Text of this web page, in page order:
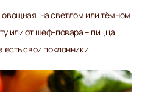
на светлом или тёмном
или от шеф-повара – пицца
есть свои поклонники